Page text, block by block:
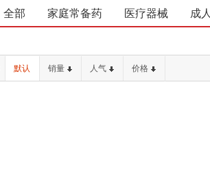
全部 家庭常备药 医疗器械 成
默认 销量 人气 价格